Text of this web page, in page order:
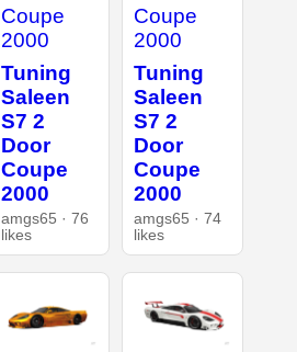
Tuning
Saleen
S7 2
Door
Coupe
2000
amgs65 · 76
likes
Tuning
Saleen
S7 2
Door
Coupe
2000
amgs65 · 74
likes